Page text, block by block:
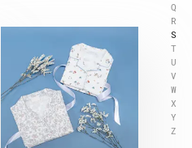
Q
R
S
T
U
V
W
X
Y
Z